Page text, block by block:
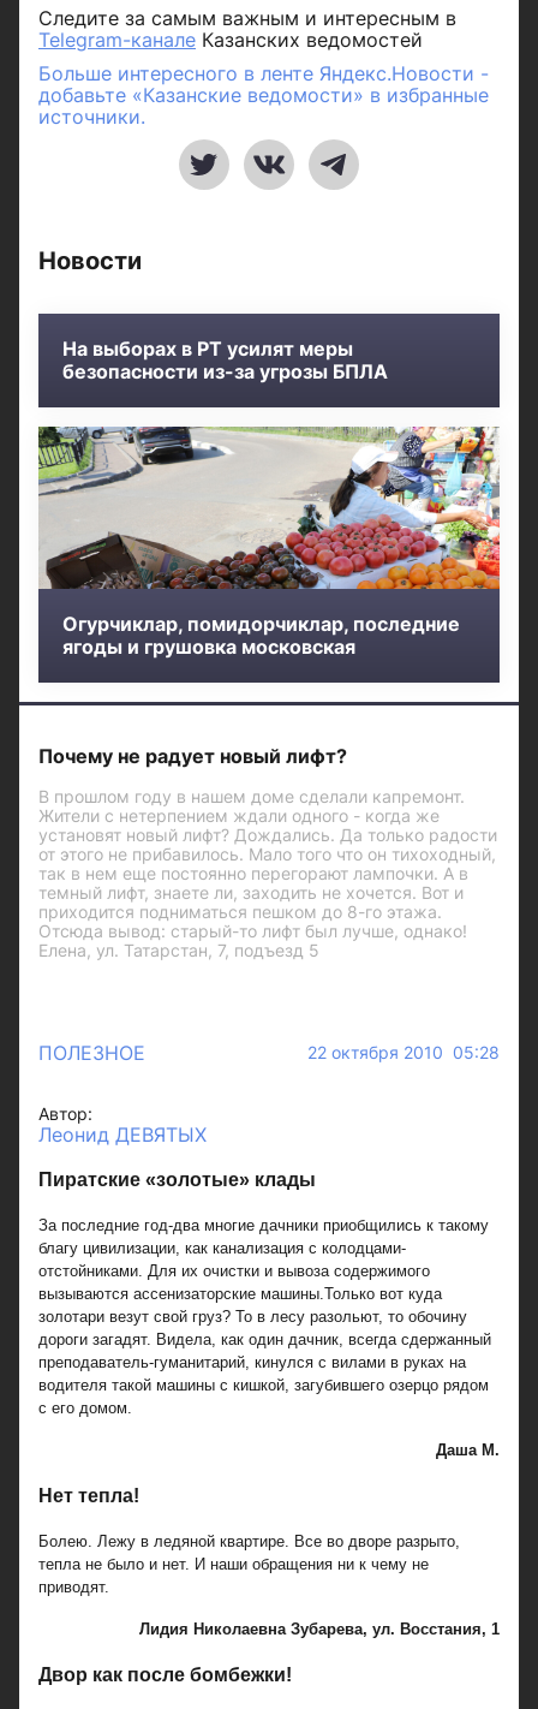
Следите за самым важным и интересным в
Telegram-канале Казанских ведомостей
Больше интересного в ленте Яндекс.Новости -
добавьте «Казанские ведомости» в избранные
источники.
Новости
На выборах в РТ усилят меры
безопасности из-за угрозы БПЛА
Огурчиклар, помидорчиклар, последние
ягоды и грушовка московская
Почему не радует новый лифт?
В прошлом году в нашем доме сделали капремонт.
Жители с нетерпением ждали одного - когда же
установят новый лифт? Дождались. Да только радости
от этого не прибавилось. Мало того что он тихоходный,
так в нем еще постоянно перегорают лампочки. А в
темный лифт, знаете ли, заходить не хочется. Вот и
приходится подниматься пешком до 8-го этажа.
Отсюда вывод: старый-то лифт был лучше, однако!
Елена, ул. Татарстан, 7, подъезд 5
ПОЛЕЗНОЕ 22 октября 2010 05:28
Автор:
Леонид ДЕВЯТЫХ
Пиратские «золотые» клады
За последние год-два многие дачники приобщились к такому
благу цивилизации, как канализация с колодцами-
отстойниками. Для их очистки и вывоза содержимого
вызываются ассенизаторские машины.Только вот куда
золотари везут свой груз? То в лесу разольют, то обочину
дороги загадят. Видела, как один дачник, всегда сдержанный
преподаватель-гуманитарий, кинулся с вилами в руках на
водителя такой машины с кишкой, загубившего озерцо рядом
с его домом.
Даша М.
Нет тепла!
Болею. Лежу в ледяной квартире. Все во дворе разрыто,
тепла не было и нет. И наши обращения ни к чему не
приводят.
Лидия Николаевна Зубарева, ул. Восстания, 1
Двор как после бомбежки!